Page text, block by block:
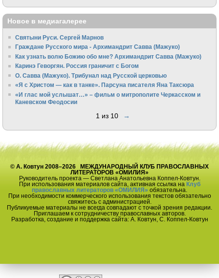
Новое в медиагалерее
Святыни Руси. Сергей Марнов
Граждане Русского мира - Архимандрит Савва (Мажуко)
Как узнать волю Божию обо мне? Архимандрит Савва (Мажуко)
Каринэ Геворгян. Россия граничит с Богом
О. Савва (Мажуко). Трибунал над Русской церковью
«Я с Христом — как в танке». Парсуна писателя Яна Таксюра
«И глас мой услышат…» – фильм о митрополите Черкасском и
Каневском Феодосии
1 из 10 →
© А. Ковтун 2008–2026 МЕЖДУНАРОДНЫЙ КЛУБ ПРАВОСЛАВНЫХ
ЛИТЕРАТОРОВ «ОМИЛИЯ»
Руководитель проекта — Светлана Анатольевна Коппел-Ковтун.
При использования материалов сайта, активная ссылка на Клуб
православных литераторов «ОМИЛИЯ» обязательна.
При необходимости коммерческого использования текстов обязательно
свяжитесь с администрацией.
Публикуемые материалы не всегда совпадают с точкой зрения редакции.
Приглашаем к сотрудничеству православных авторов.
Разработка, создание и поддержка сайта: А. Ковтун, С. Коппел-Ковтун